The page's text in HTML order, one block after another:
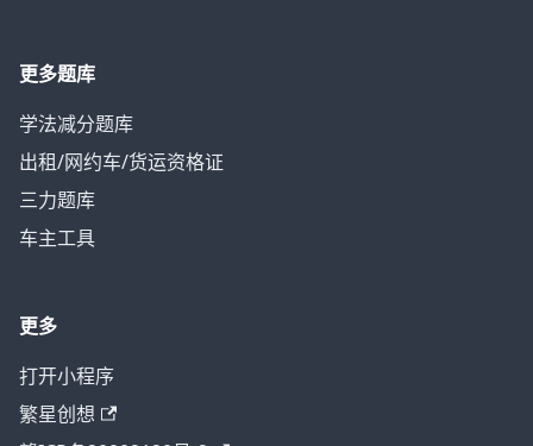
更多题库
学法减分题库
出租/网约车/货运资格证
三力题库
车主工具
更多
打开小程序
繁星创想